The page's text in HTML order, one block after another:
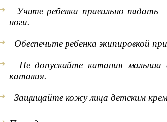
Учите ребенка правильно падать
ноги.
Обеспечьте ребенка экипировкой
Не допускайте катания малыша
катания.
Защищайте кожу лица детским